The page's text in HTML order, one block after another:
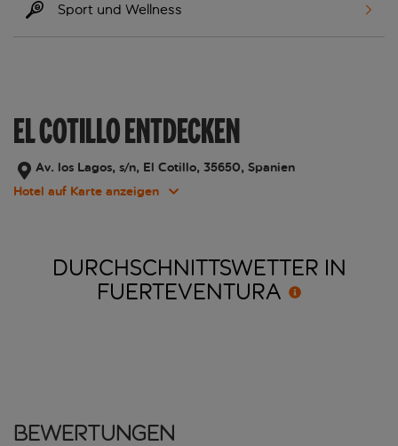
Sport und Wellness
EL COTILLO ENTDECKEN
Av. los Lagos, s/n, El Cotillo, 35650, Spanien
Hotel auf Karte anzeigen
DURCHSCHNITTSWETTER IN
FUERTEVENTURA
Bewertungen